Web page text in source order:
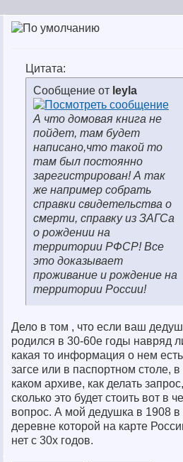
Цитата:
Сообщение от leyla
А что домовая книга не
пойдет, там будет
написано,что такой то
там был постоянно
зарегистрирован! А так
же например собрать
справки свидетельства о
смерти, справку из ЗАГСа
о рождении на
территории РФСР! Все
это доказывает
проживание и рождение на
территории России!
Дело в том , что если ваш
родился в 30-60е годы навряд
какая то информация о нем
загсе или в паспортном столе, в
каком архиве, как делать запрос,
сколько это будет стоить вот в
вопрос. А мой дедушка в 1908 в
деревне которой на карте
нет с 30х годов.